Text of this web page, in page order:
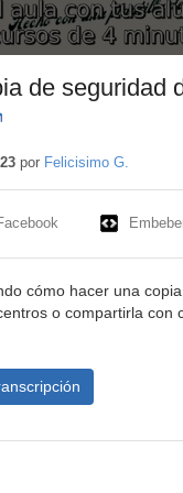
de seguridad
por Felicisimo G.
cómo hacer una
o compartirla con